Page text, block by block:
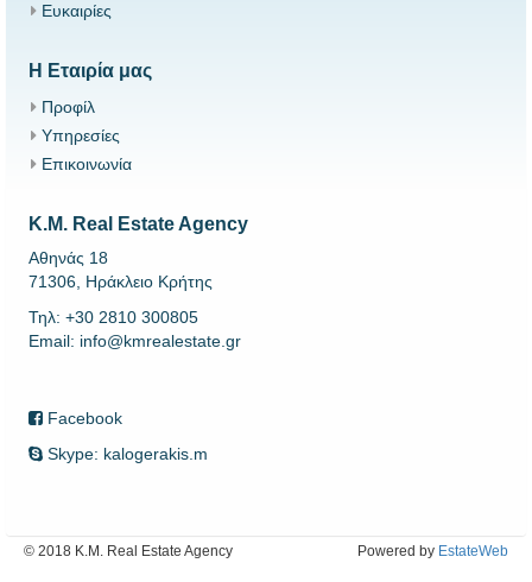
Ευκαιρίες
Η Εταιρία μας
Προφίλ
Υπηρεσίες
Επικοινωνία
K.M. Real Estate Agency
Αθηνάς 18
71306, Ηράκλειο Κρήτης
Τηλ: +30 2810 300805
Email: info@kmrealestate.gr
Facebook
Skype: kalogerakis.m
© 2018 K.M. Real Estate Agency Powered by EstateWeb